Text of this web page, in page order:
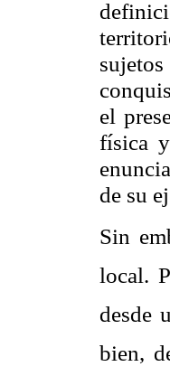
el
física
de su
Sin
local.
desde
bien,